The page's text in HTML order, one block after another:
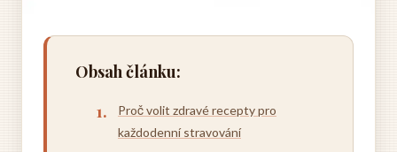
Obsah článku:
Proč volit zdravé recepty pro
každodenní stravování